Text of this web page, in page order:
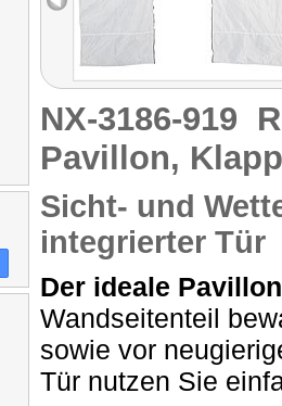
NX-3186-919
Pavillon,
Sicht- und
integrierter Tür
Der ideale
Wandseitenteil
sowie vor
Tür nutzen Sie